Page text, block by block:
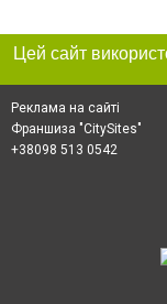
Реклама на сайті
Франшиза "CitySites"
+38098 513 0542